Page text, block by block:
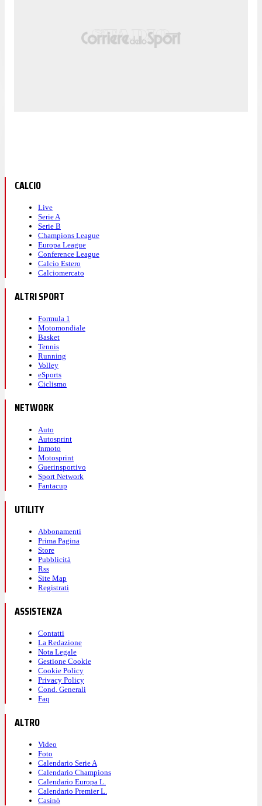
CALCIO
Live
Serie A
Serie B
Champions League
Europa League
Conference League
Calcio Estero
Calciomercato
ALTRI SPORT
Formula 1
Motomondiale
Basket
Tennis
Running
Volley
eSports
Ciclismo
NETWORK
Auto
Autosprint
Inmoto
Motosprint
Guerinsportivo
Sport Network
Fantacup
UTILITY
Abbonamenti
Prima Pagina
Store
Pubblicità
Rss
Site Map
Registrati
ASSISTENZA
Contatti
La Redazione
Nota Legale
Gestione Cookie
Cookie Policy
Privacy Policy
Cond. Generali
Faq
ALTRO
Video
Foto
Calendario Serie A
Calendario Champions
Calendario Europa L.
Calendario Premier L.
Casinò